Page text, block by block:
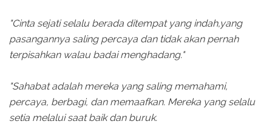
"Cinta sejati selalu berada ditempat yang indah,yang
pasangannya saling percaya dan tidak akan pernah
terpisahkan walau badai menghadang."
"Sahabat adalah mereka yang saling memahami,
percaya, berbagi, dan memaafkan. Mereka yang selalu
setia melalui saat baik dan buruk.